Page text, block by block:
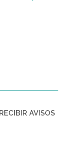
AVISOS